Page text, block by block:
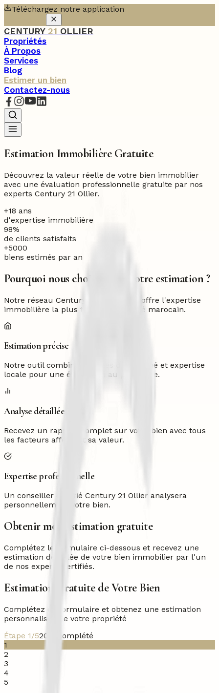
Téléchargez notre application
CENTURY 21 OLLIER
Propriétés
À Propos
Services
Blog
Estimer un bien
Contactez-nous
Estimation Immobilière Gratuite
Découvrez la valeur réelle de votre bien immobilier
avec une évaluation professionnelle gratuite par nos
experts Century 21 Ollier.
+18 ans
d'expertise immobilière
98%
de clients satisfaits
+5000
biens estimés par an
Pourquoi nous choisir pour votre estimation ?
Notre réseau Century 21 Ollier vous offre l'expertise
immobilière la plus fiable du marché marocain.
Estimation précise
Notre outil combine données du marché et expertise
locale pour une évaluation au plus juste.
Analyse détaillée
Recevez un rapport complet sur votre bien avec tous
les facteurs affectant sa valeur.
Expertise professionnelle
Un conseiller certifié Century 21 Ollier analysera
personnellement votre bien.
Obtenir mon estimation gratuite
Complétez le formulaire ci-dessous et recevez une
estimation détaillée de votre bien immobilier par l'un
de nos experts certifiés.
Estimation Gratuite de Votre Bien
Complétez ce formulaire et obtenez une estimation
personnalisée de votre propriété
Étape 1/520% complété
1
2
3
4
5